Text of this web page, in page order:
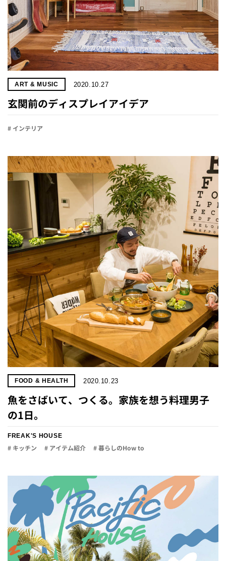
ART & MUSIC 2020.10.27
玄関前のディスプレイアイデア
# インテリア
FOOD & HEALTH 2020.10.23
魚をさばいて、つくる。家族を想う料理男子
の1日。
FREAK'S HOUSE
# キッチン # アイテム紹介 # 暮らしのHow to